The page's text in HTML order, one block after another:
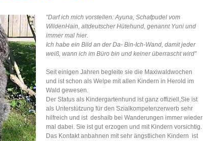
"Darf ich mich vorstellen: Ayuna, Schafpudel vom
WildenHain, altdeutscher Hütehund, genannt Yuni und
immer mal hier.
Ich habe ein Bild an der Da- Bin-Ich-Wand, damit jeder
weiß, wann ich im Büro bin und keiner überrascht wird"
Seit einigen Jahren begleite sie die Maxiwaldwochen
und ist schon als Welpe mit allen Kindern in Herold im
Wald gewesen.
Der Status als Kindergartenhund ist ganz offiziell,Sie ist
als Unterstützung für den Szialkompetenzerwerb sehr
hilfreich und ist deshalb bei Wanderungen immer wieder
mal dabei. Sie ist gut erzogen und mit Kindern vorsichtig.
Das Kontakt anbahnen mit sehr ängstlichen Kindern ist